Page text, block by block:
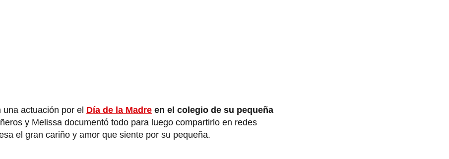
actuación por el Día de la Madre en el colegio de su pequeña
y Melissa documentó todo para luego compartirlo en redes
el gran cariño y amor que siente por su pequeña.